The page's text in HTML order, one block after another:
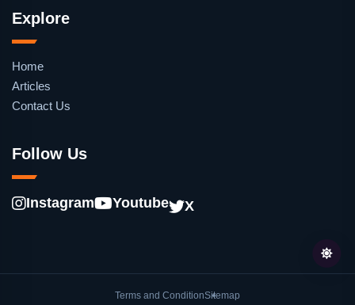
Explore
Home
Articles
Contact Us
Follow Us
Instagram Youtube X
Terms and ConditionSitemap